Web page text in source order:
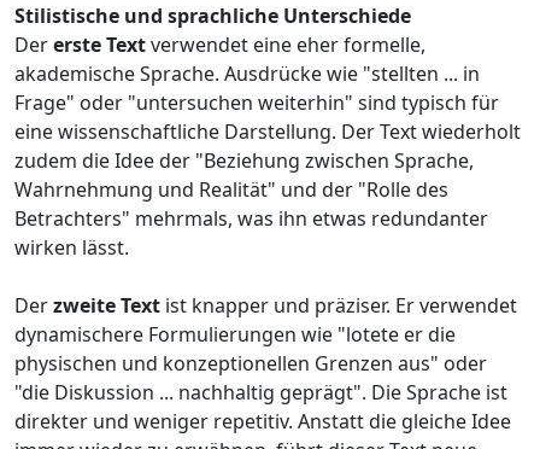
Stilistische und sprachliche Unterschiede
Dererste Textverwendet eine eher formelle,
akademische Sprache. Ausdrücke wie "stellten ... in
Frage" oder "untersuchen weiterhin" sind typisch für
eine wissenschaftliche Darstellung. Der Text wiederholt
zudem die Idee der "Beziehung zwischen Sprache,
Wahrnehmung und Realität" und der "Rolle des
Betrachters" mehrmals, was ihn etwas redundanter
wirken lässt.
Derzweite Text ist knapper und präziser. Er verwendet
dynamischere Formulierungen wie "lotete er die
physischen und konzeptionellen Grenzen aus" oder
"die Diskussion ... nachhaltig geprägt". Die Sprache ist
direkter und weniger repetitiv. Anstatt die gleiche Idee